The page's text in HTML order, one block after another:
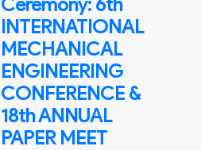
INTERNATIONAL
MECHANICAL
ENGINEERING
CONFERENCE &
18th ANNUAL
PAPER MEET